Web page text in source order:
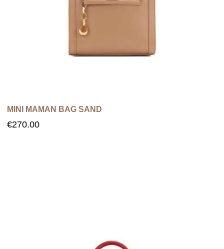
MINI MAMAN BAG SAND
€270.00